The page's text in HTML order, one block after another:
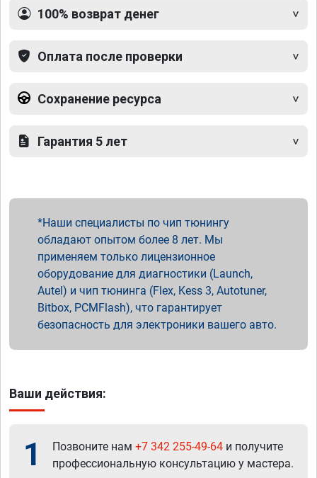
100% возврат денег
Оплата после проверки
Сохранение ресурса
Гарантия 5 лет
Наши специалисты по чип тюнингу
обладают опытом более 8 лет. Мы
применяем только лицензионное
оборудование для диагностики (Launch,
Autel) и чип тюнинга (Flex, Kess 3, Autotuner,
Bitbox, PCMFlash), что гарантирует
безопасность для электроники вашего авто.
Ваши действия:
1 Позвоните нам +7 342 255-49-64 и получите
профессиональную консультацию у мастера.